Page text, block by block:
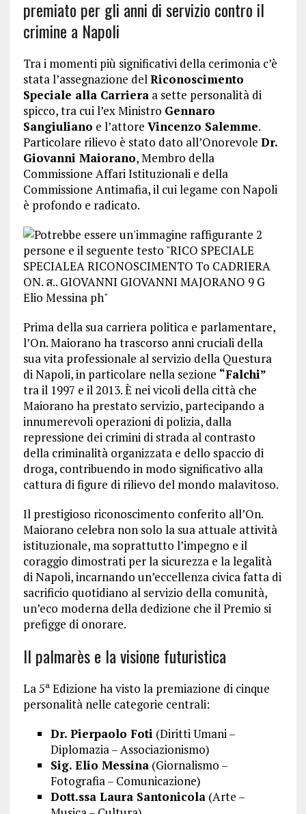
premiato per gli anni di servizio contro il
crimine a Napoli
Tra i momenti più significativi della cerimonia c’è
stata l’assegnazione delRiconoscimento
Speciale alla Carrieraa sette personalità di
spicco, tra cui l’ex Ministro Gennaro
Sangiuliano e l’attore Vincenzo Salemme.
Particolare rilievo è stato dato all’Onorevole Dr.
Giovanni Maiorano, Membro della
Commissione Affari Istituzionali e della
Commissione Antimafia, il cui legame con Napoli
è profondo e radicato.
Prima della sua carriera politica e parlamentare,
l’On. Maiorano ha trascorso anni cruciali della
sua vita professionale al servizio della Questura
di Napoli, in particolare nella sezione “Falchi”
tra il 1997 e il 2013. È nei vicoli della città che
Maiorano ha prestato servizio, partecipando a
innumerevoli operazioni di polizia, dalla
repressione dei crimini di strada al contrasto
della criminalità organizzata e dello spaccio di
droga, contribuendo in modo significativo alla
cattura di figure di rilievo del mondo malavitoso.
Il prestigioso riconoscimento conferito all’On.
Maiorano celebra non solo la sua attuale attività
istituzionale, ma soprattutto l’impegno e il
coraggio dimostrati per la sicurezza e la legalità
di Napoli, incarnando un’eccellenza civica fatta di
sacrificio quotidiano al servizio della comunità,
un’eco moderna della dedizione che il Premio si
prefigge di onorare.
Il palmarès e la visione futuristica
La 5ª Edizione ha visto la premiazione di cinque
personalità nelle categorie centrali:
Dr. Pierpaolo Foti (Diritti Umani –
Diplomazia – Associazionismo)
Sig. Elio Messina(Giornalismo –
Fotografia – Comunicazione)
Dott.ssa Laura Santonicola(Arte –